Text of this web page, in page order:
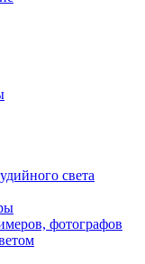
света
фотографов